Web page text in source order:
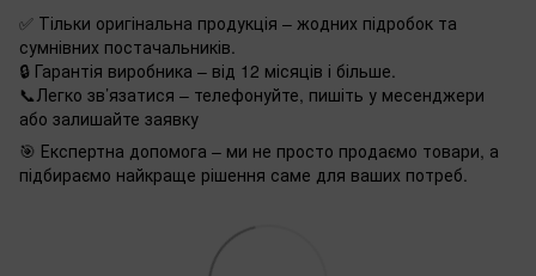
✅ Тільки оригінальна продукція – жодних підробок та
сумнівних постачальників.
🔒 Гарантія виробника – від 12 місяців і більше.
📞Легко зв’язатися – телефонуйте, пишіть у месенджери
або залишайте заявку
🎯 Експертна допомога – ми не просто продаємо товари, а
підбираємо найкраще рішення саме для ваших потреб.